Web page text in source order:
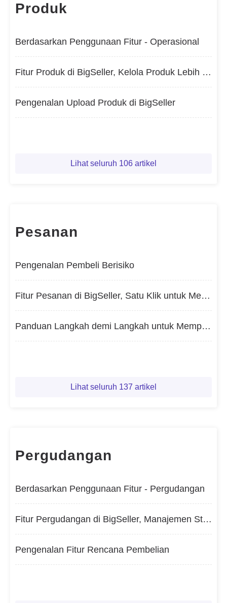
Produk
Berdasarkan Penggunaan Fitur - Operasional
Fitur Produk di BigSeller, Kelola Produk Lebih Efisien, Tingkatkan Penjualan Toko
Pengenalan Upload Produk di BigSeller
Lihat seluruh 106 artikel
Pesanan
Pengenalan Pembeli Berisiko
Fitur Pesanan di BigSeller, Satu Klik untuk Mengelola Pesanan dari Berbagai Marketplace
Panduan Langkah demi Langkah untuk Memproses Pesanan di BigSeller
Lihat seluruh 137 artikel
Pergudangan
Berdasarkan Penggunaan Fitur - Pergudangan
Fitur Pergudangan di BigSeller, Manajemen Stok Terstandarisasi, Sinkronisasi Stok di Semua Marketplace
Pengenalan Fitur Rencana Pembelian